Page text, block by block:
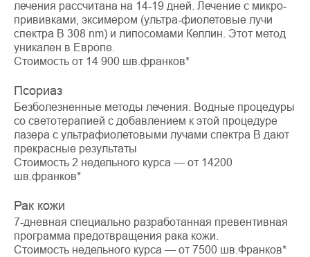
лечения рассчитана на 14-19 дней. Лечение с микро-
прививками, эксимером (ультра-фиолетовые лучи
спектра В 308 nm) и липосомами Келлин. Этот метод
уникален в Европe.
Стоимость от 14 900 шв.франков*
Псориаз
Безболезненные методы лечения. Водные процедуры
со светотерапией с добавлением к этой процедуре
лазера с ультрафиолетовыми лучами спектра В дают
прекрасные результаты
Стоимость 2 недельного курса — от 14200
шв.франков*
Рак кожи
7-дневная специально разработанная превентивная
программа предотвращения рака кожи.
Стоимость недельного курса — от 7500 шв.Франков*